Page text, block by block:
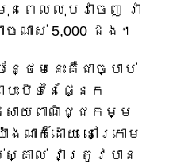
ពេលលុបវាចេញ វា
ណាស់ 5,000 ដង។
ថែមនេះគឺជាច្បាប់
ះបិទនៃផ្នែក
សាយពាណិជ្ជកម្ម
ងណាក៏ដោយ នៅក្រោម
គាល់ វាត្រូវបាន